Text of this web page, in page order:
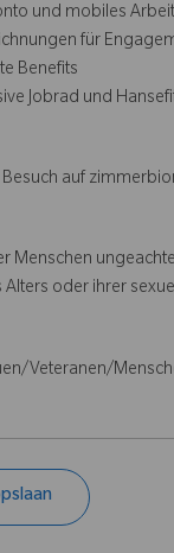
und mobiles
für
Benefits
Jobrad und
auf
Menschen
oder ihrer
Veteranen/